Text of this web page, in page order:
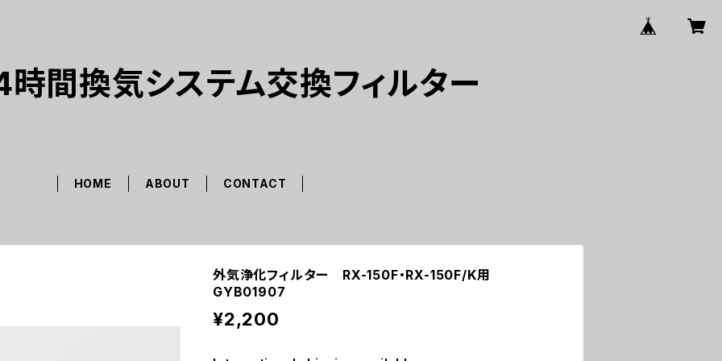
間換気システム交換フィルター
HOME ABOUT CONTACT
外気浄化フィルター RX-150F・RX-150F/K用
GYB01907
¥2,200